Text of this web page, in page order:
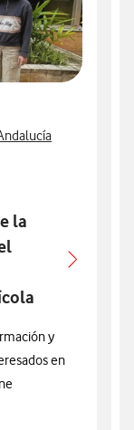
con
más notas de
con con
la
y
en